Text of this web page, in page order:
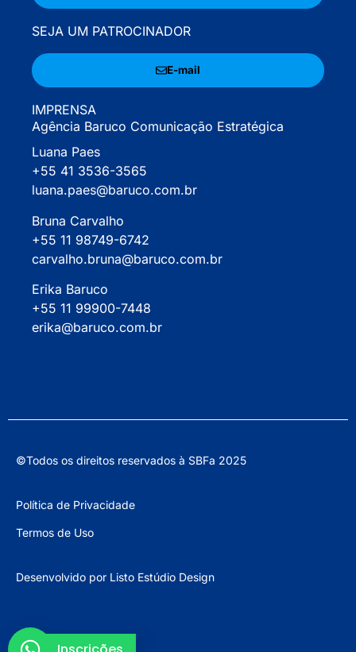
SEJA UM PATROCINADOR
E-mail
IMPRENSA
Agência Baruco Comunicação Estratégica
Luana Paes
+55 41 3536-3565
luana.paes@baruco.com.br
Bruna Carvalho
+55 11 98749-6742
carvalho.bruna@baruco.com.br
Erika Baruco
+55 11 99900-7448
erika@baruco.com.br
©Todos os direitos reservados à SBFa 2025
Política de Privacidade
Termos de Uso
Desenvolvido por Listo Estúdio Design